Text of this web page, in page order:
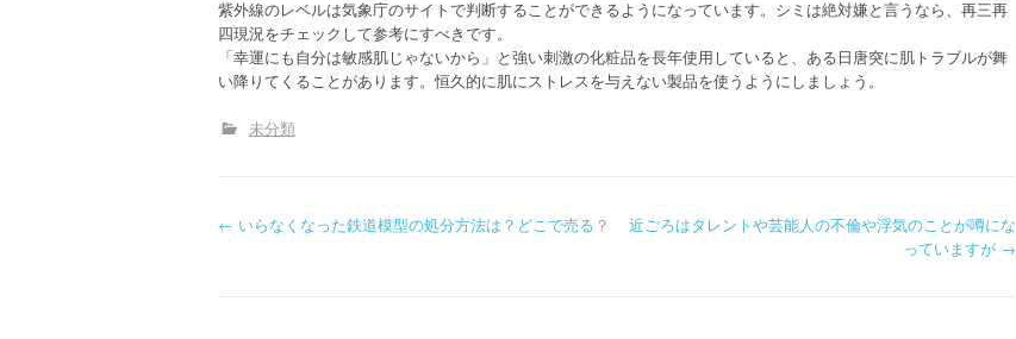
紫外線のレベルは気象庁のサイトで判断することができるようになっています。シミは絶対嫌と言うなら、再三再
四現況をチェックして参考にすべきです。
「幸運にも自分は敏感肌じゃないから」と強い刺激の化粧品を長年使用していると、ある日唐突に肌トラブルが舞
い降りてくることがあります。恒久的に肌にストレスを与えない製品を使うようにしましょう。
未分類
P
← いらなくなった鉄道模型の処分方法は？どこで売る？
近ごろはタレントや芸能人の不倫や浮気のことが噂にな
っていますが →